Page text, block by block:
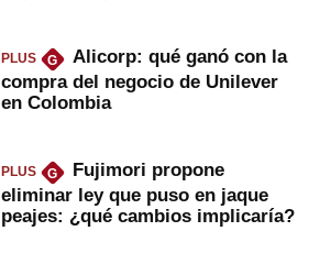
PLUS G
Alicorp: qué ganó con la
compra del negocio de Unilever
en Colombia
PLUS G
Fujimori propone
eliminar ley que puso en jaque
peajes: ¿qué cambios implicaría?